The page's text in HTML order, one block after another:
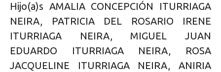
Hijo(a)s AMALIA CONCEPCIÓN ITURRIAGA
NEIRA, PATRICIA DEL ROSARIO IRENE
ITURRIAGA NEIRA, MIGUEL JUAN
EDUARDO ITURRIAGA NEIRA, ROSA
JACQUELINE ITURRIAGA NEIRA, ANIRIA